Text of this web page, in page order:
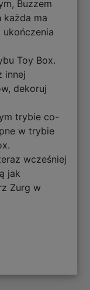
Buzzem
każda ma
Toy Box.
innej
dekoruj
trybie co-
w trybie
wcześniej
jak
Zurg w